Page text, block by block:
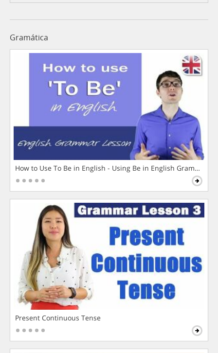
Gramática
How to Use To Be in English - Using Be in English Grammar
Present Continuous Tense